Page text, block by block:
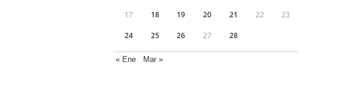
17 18 19 20 21 22 23
24 25 26 27 28
« Ene Mar »